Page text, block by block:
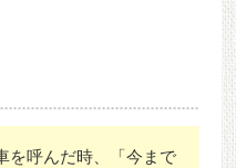
を呼んだ時、「今まで